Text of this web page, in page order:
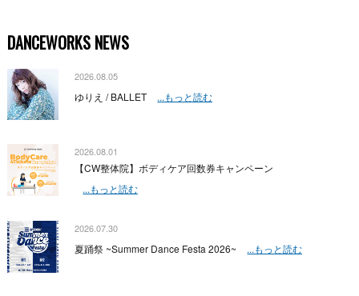
DANCEWORKS NEWS
2026.08.05
ゆりえ / BALLET ...もっと読む
2026.08.01
【CW整体院】ボディケア回数券キャンペーン
...もっと読む
2026.07.30
夏踊祭 ~Summer Dance Festa 2026~ ...もっと読む